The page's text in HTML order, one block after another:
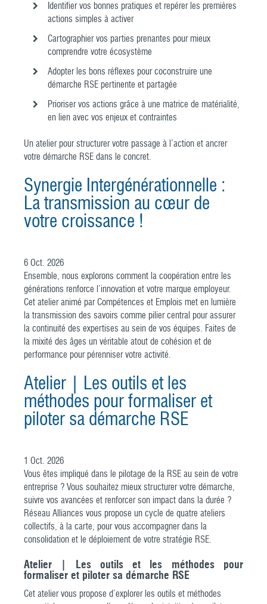
Identifier vos bonnes pratiques et repérer les premières
actions simples à activer
Cartographier vos parties prenantes pour mieux
comprendre votre écosystème
Adopter les bons réflexes pour coconstruire une
démarche RSE pertinente et partagée
Prioriser vos actions grâce à une matrice de matérialité,
en lien avec vos enjeux et contraintes
Un atelier pour structurer votre passage à l’action et ancrer
votre démarche RSE dans le concret.
Synergie Intergénérationnelle :
La transmission au cœur de
votre croissance !
6 Oct. 2026
Ensemble, nous explorons comment la coopération entre les
générations renforce l’innovation et votre marque employeur.
Cet atelier animé par Compétences et Emplois met en lumière
la transmission des savoirs comme pilier central pour assurer
la continuité des expertises au sein de vos équipes. Faites de
la mixité des âges un véritable atout de cohésion et de
performance pour pérenniser votre activité.
Atelier | Les outils et les
méthodes pour formaliser et
piloter sa démarche RSE
1 Oct. 2026
Vous êtes impliqué dans le pilotage de la RSE au sein de votre
entreprise ? Vous souhaitez mieux structurer votre démarche,
suivre vos avancées et renforcer son impact dans la durée ?
Réseau Alliances vous propose un cycle de quatre ateliers
collectifs, à la carte, pour vous accompagner dans la
consolidation et le déploiement de votre stratégie RSE.
Atelier | Les outils et les méthodes pour
formaliser et piloter sa démarche RSE
Cet atelier vous propose d’explorer les outils et méthodes